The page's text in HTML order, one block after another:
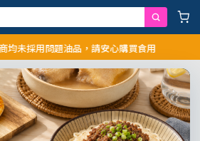
用問題油品，請安心購買食用